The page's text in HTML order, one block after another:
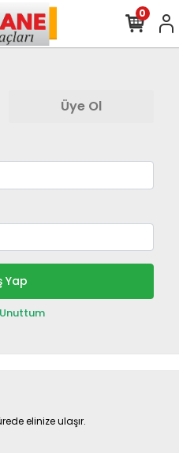
0
Üye Ol
Yap
elinize ulaşır.